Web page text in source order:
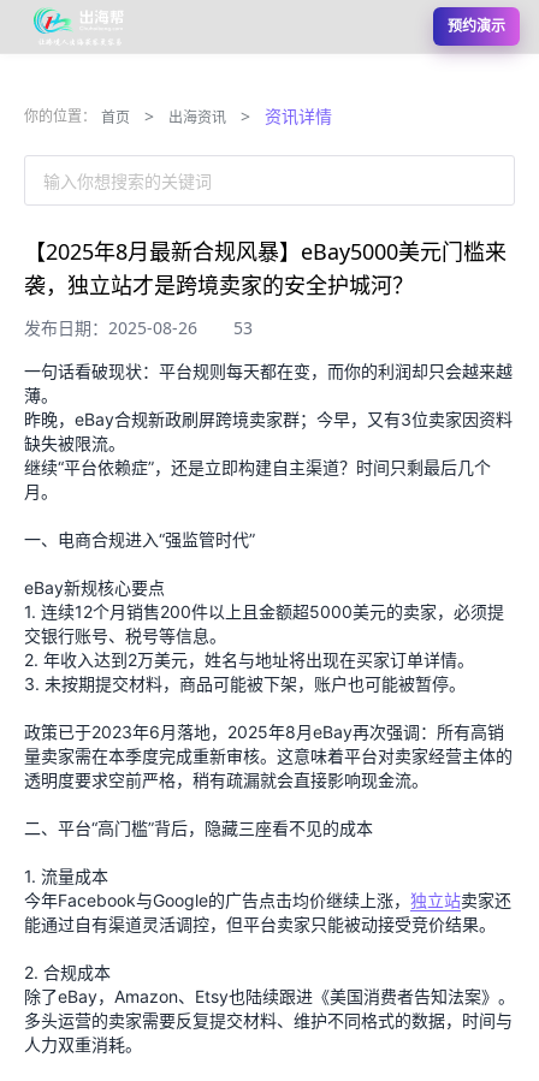
预约演示
你的位置： 首页 > 出海资讯 > 资讯详情
输入你想搜索的关键词
【2025年8月最新合规风暴】eBay5000美元门槛来
袭，独立站才是跨境卖家的安全护城河？
发布日期：2025-08-26 53
一句话看破现状：平台规则每天都在变，而你的利润却只会越来越
薄。
昨晚，eBay合规新政刷屏跨境卖家群；今早，又有3位卖家因资料
缺失被限流。
继续“平台依赖症”，还是立即构建自主渠道？时间只剩最后几个
月。
一、电商合规进入“强监管时代”
eBay新规核心要点
1. 连续12个月销售200件以上且金额超5000美元的卖家，必须提
交银行账号、税号等信息。
2. 年收入达到2万美元，姓名与地址将出现在买家订单详情。
3. 未按期提交材料，商品可能被下架，账户也可能被暂停。
政策已于2023年6月落地，2025年8月eBay再次强调：所有高销
量卖家需在本季度完成重新审核。这意味着平台对卖家经营主体的
透明度要求空前严格，稍有疏漏就会直接影响现金流。
二、平台“高门槛”背后，隐藏三座看不见的成本
1. 流量成本
今年Facebook与Google的广告点击均价继续上涨， 独立站卖家还
能通过自有渠道灵活调控，但平台卖家只能被动接受竞价结果。
2. 合规成本
除了eBay，Amazon、Etsy也陆续跟进《美国消费者告知法案》。
多头运营的卖家需要反复提交材料、维护不同格式的数据，时间与
人力双重消耗。